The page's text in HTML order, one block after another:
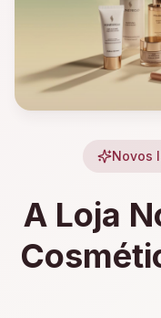
Novos
A Loja